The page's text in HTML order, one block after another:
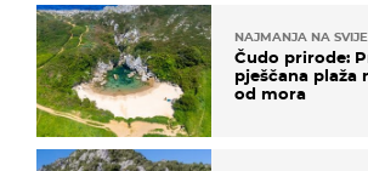
NAJMANJA NA
Čudo prirode:
pješčana plaža
od mora